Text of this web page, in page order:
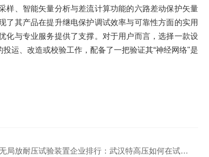
样、智能矢量分析与差流计算功能的六路差动保护矢量
其产品在提升继电保护调试效率与可靠性方面的实用
化与专业服务提供了支撑。对于用户而言，选择一款设
运、改造或校验工作，配备了一把验证其“神经网络"是
无局放耐压试验装置企业排行：武汉特高压如何在试验领域赢得公信力